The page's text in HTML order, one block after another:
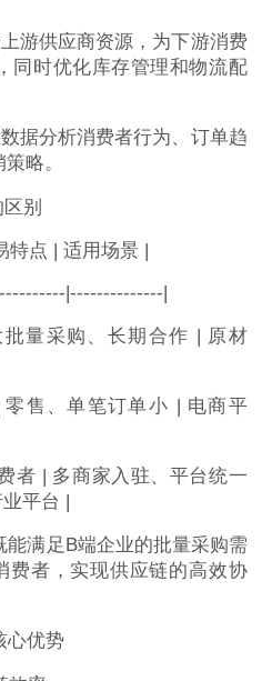
游供应商资源，为下游消费
同时优化库存管理和物流配
据分析消费者行为、订单趋
策略。
区别
特点 | 适用场景 |
|--------------|
量采购、长期合作 | 原材
售、单笔订单小 | 电商平
者 | 多商家入驻、平台统一
平台 |
能满足B端企业的批量采购需
费者，实现供应链的高效协
心优势